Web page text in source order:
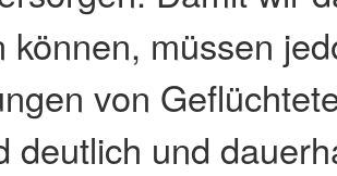
können, müssen
von
deutlich und